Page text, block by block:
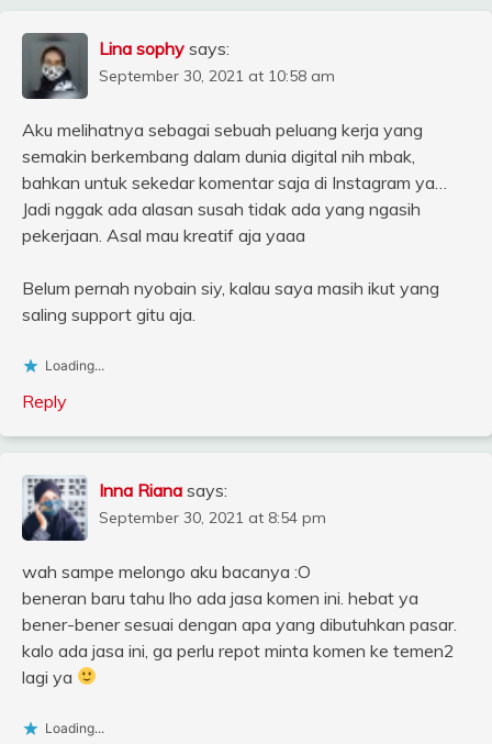
Lina sophy says:
September 30, 2021 at 10:58 am
Aku melihatnya sebagai sebuah peluang kerja yang
semakin berkembang dalam dunia digital nih mbak,
bahkan untuk sekedar komentar saja di Instagram ya…
Jadi nggak ada alasan susah tidak ada yang ngasih
pekerjaan. Asal mau kreatif aja yaaa
Belum pernah nyobain siy, kalau saya masih ikut yang
saling support gitu aja.
Loading...
Reply
Inna Riana says:
September 30, 2021 at 8:54 pm
wah sampe melongo aku bacanya :O
beneran baru tahu lho ada jasa komen ini. hebat ya
bener-bener sesuai dengan apa yang dibutuhkan pasar.
kalo ada jasa ini, ga perlu repot minta komen ke temen2
lagi ya
Loading...